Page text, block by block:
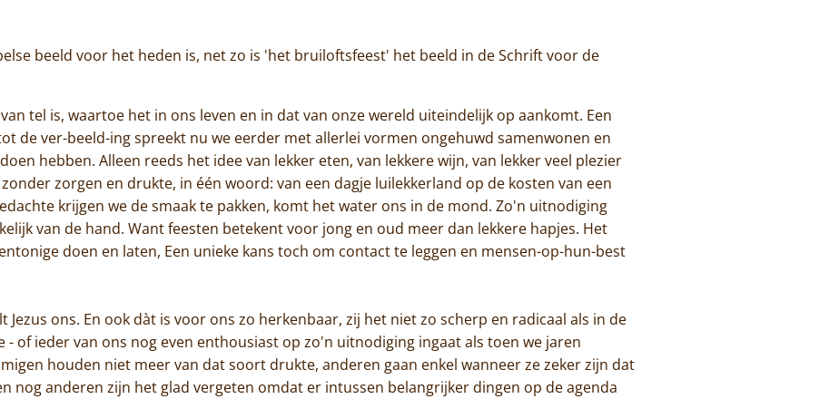
De kloosterwinkel
beeld voor het heden is, net zo is 'het bruiloftsfeest' het beeld in de Schrift voor de
tel is, waartoe het in ons leven en in dat van onze wereld uiteindelijk op aankomt. Een
de ver-beeld-ing spreekt nu we eerder met allerlei vormen ongehuwd samenwonen en
hebben. Alleen reeds het idee van lekker eten, van lekkere wijn, van lekker veel plezier
zorgen en drukte, in één woord: van een dagje luilekkerland op de kosten van een
krijgen we de smaak te pakken, komt het water ons in de mond. Zo'n uitnodiging
van de hand. Want feesten betekent voor jong en oud meer dan lekkere hapjes. Het
doen en laten, Een unieke kans toch om contact te leggen en mensen-op-hun-best
Jezus ons. En ook dàt is voor ons zo herkenbaar, zij het niet zo scherp en radicaal als in de
- of ieder van ons nog even enthousiast op zo'n uitnodiging ingaat als toen we jaren
houden niet meer van dat soort drukte, anderen gaan enkel wanneer ze zeker zijn dat
nog anderen zijn het glad vergeten omdat er intussen belangrijker dingen op de agenda